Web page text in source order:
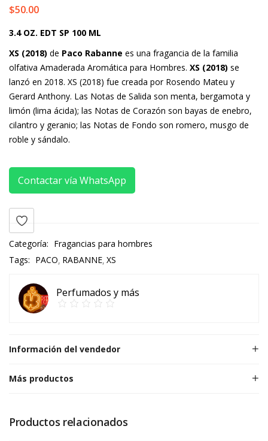
$50.00
3.4 OZ. EDT SP 100 ML
XS (2018) de Paco Rabanne es una fragancia de la familia
olfativa Amaderada Aromática para Hombres. XS (2018) se
lanzó en 2018. XS (2018) fue creada por Rosendo Mateu y
Gerard Anthony. Las Notas de Salida son menta, bergamota y
limón (lima ácida); las Notas de Corazón son bayas de enebro,
cilantro y geranio; las Notas de Fondo son romero, musgo de
roble y sándalo.
Contactar vía WhatsApp
Categoría: Fragancias para hombres
Tags: PACO RABANNE XS
Perfumados y más
Información del vendedor
Más productos
Productos relacionados